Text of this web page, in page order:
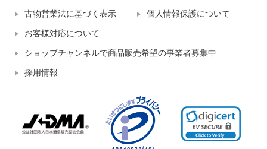
古物営業法に基づく表示 個人情報保護について
お客様対応について
ショップチャンネルで商品販売希望の事業者募集中
採用情報